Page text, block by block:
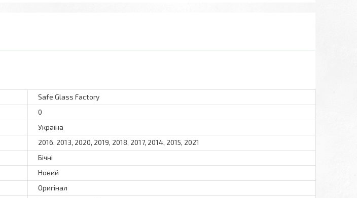
Safe Glass Factory
0
Україна
2016, 2013, 2020, 2019, 2018, 2017, 2014, 2015, 2021
Бічні
Новий
Оригінал